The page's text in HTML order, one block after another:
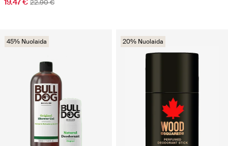
19.47 € 22.90 €
45% Nuolaida 20% Nuolaida